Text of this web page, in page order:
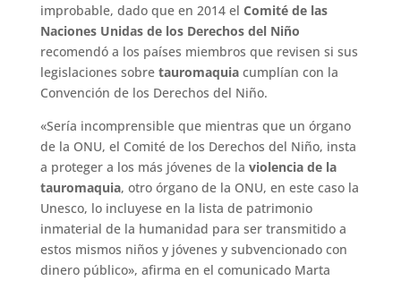
improbable, dado que en 2014 el Comité de las
Naciones Unidas de los Derechos del Niño
recomendó a los países miembros que revisen si sus
legislaciones sobretauromaquia cumplían con la
Convención de los Derechos del Niño.
«Sería incomprensible que mientras que un órgano
de la ONU, el Comité de los Derechos del Niño, insta
a proteger a los más jóvenes de la violencia de la
tauromaquia, otro órgano de la ONU, en este caso la
Unesco, lo incluyese en la lista de patrimonio
inmaterial de la humanidad para ser transmitido a
estos mismos niños y jóvenes y subvencionado con
dinero público», afirma en el comunicado Marta